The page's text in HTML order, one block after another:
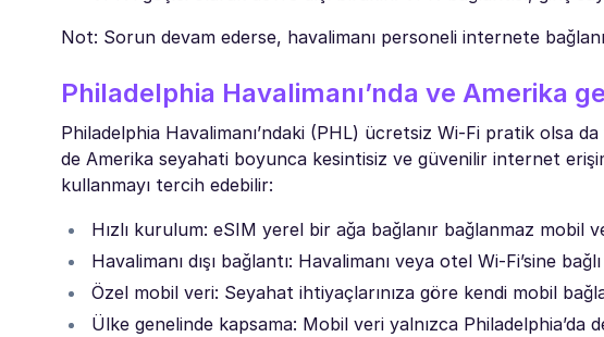
Not: Sorun devam ederse, havalimanı personeli internete
Philadelphia Havalimanı’nda ve Amerika
Philadelphia Havalimanı’ndaki (PHL) ücretsiz Wi-Fi pratik olsa da
de Amerika seyahati boyunca kesintisiz ve güvenilir internet
kullanmayı tercih edebilir:
Hızlı kurulum: eSIM yerel bir ağa bağlanır bağlanmaz mobil
Havalimanı dışı bağlantı: Havalimanı veya otel Wi-Fi’sine
Özel mobil veri: Seyahat ihtiyaçlarınıza göre kendi mobil
Ülke genelinde kapsama: Mobil veri yalnızca Philadelphia’da